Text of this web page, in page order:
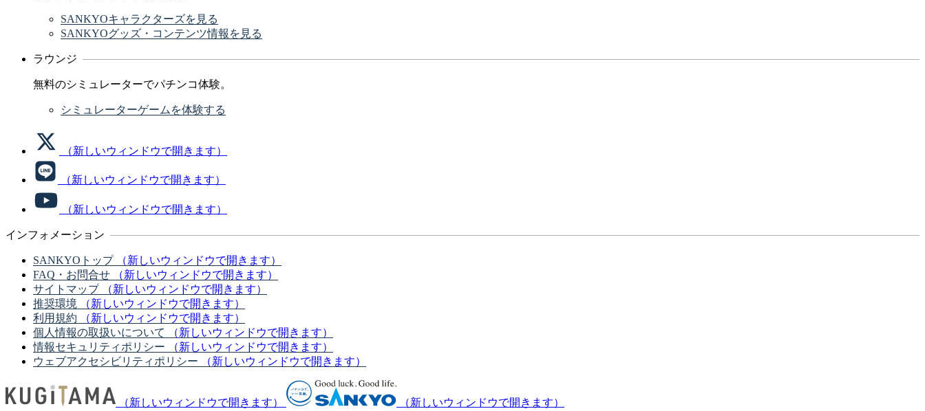
SANKYOキャラクターズを見る
SANKYOグッズ・コンテンツ情報を見る
ラウンジ
無料のシミュレーターでパチンコ体験。
シミュレーターゲームを体験する
（新しいウィンドウで開きます）
（新しいウィンドウで開きます）
（新しいウィンドウで開きます）
インフォメーション
SANKYOトップ
（新しいウィンドウで開きます）
FAQ・お問合せ
（新しいウィンドウで開きます）
サイトマップ
（新しいウィンドウで開きます）
推奨環境
（新しいウィンドウで開きます）
利用規約
（新しいウィンドウで開きます）
個人情報の取扱いについて
（新しいウィンドウで開きます）
情報セキュリティポリシー
（新しいウィンドウで開きます）
ウェブアクセシビリティポリシー
（新しいウィンドウで開きます）
（新しいウィンドウで開きます） （新しいウィンドウで開きます）